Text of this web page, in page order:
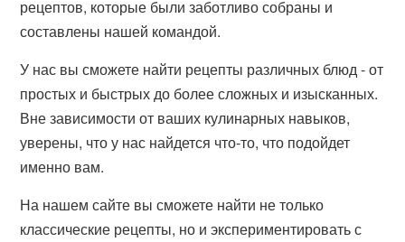
рецептов, которые были заботливо собраны и
составлены нашей командой.
У нас вы сможете найти рецепты различных блюд - от
простых и быстрых до более сложных и изысканных.
Вне зависимости от ваших кулинарных навыков,
уверены, что у нас найдется что-то, что подойдет
именно вам.
На нашем сайте вы сможете найти не только
классические рецепты, но и экспериментировать с